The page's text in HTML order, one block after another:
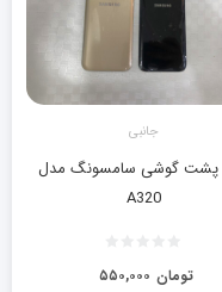
جانبی
پشت گوشی سامسونگ مدل
A320
۵۵۰,۰۰۰ تومان